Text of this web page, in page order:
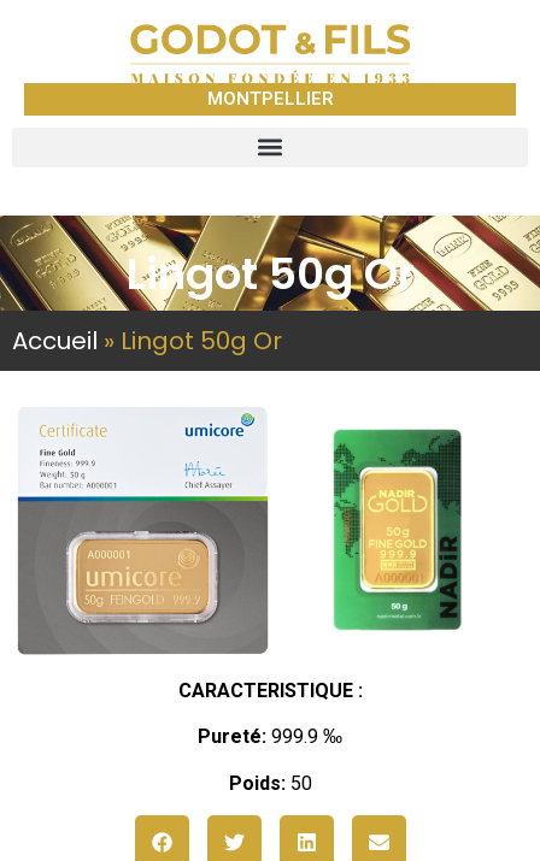
MONTPELLIER
Lingot 50g Or
Accueil » Lingot 50g Or
CARACTERISTIQUE :
Pureté: 999.9 ‰
Poids:50